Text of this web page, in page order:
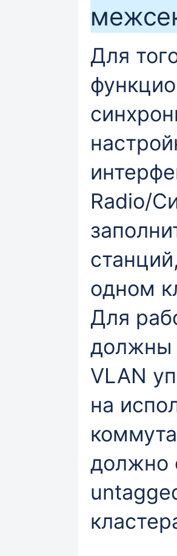
Для
Radio/
одном
Для
должны
VLAN
на
должно